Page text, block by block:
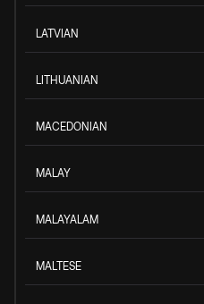
LATVIAN
LITHUANIAN
MACEDONIAN
MALAY
MALAYALAM
MALTESE